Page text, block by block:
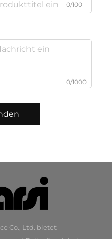
0/100
0/1000
Co., Ltd. bietet